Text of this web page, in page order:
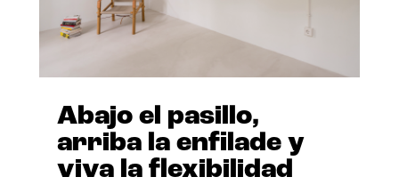
Abajo el pasillo,
arriba la enfilade y
viva la flexibilidad